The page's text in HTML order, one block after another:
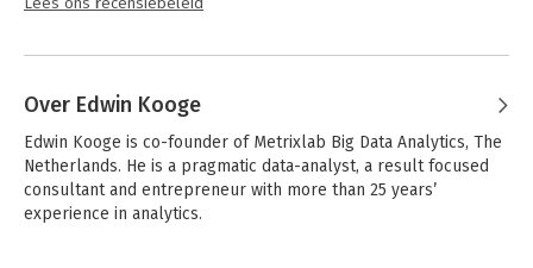
Over Edwin Kooge
Edwin Kooge is co-founder of Metrixlab Big Data Analytics, The
Netherlands. He is a pragmatic data-analyst, a result focused
consultant and entrepreneur with more than 25 years’
experience in analytics.